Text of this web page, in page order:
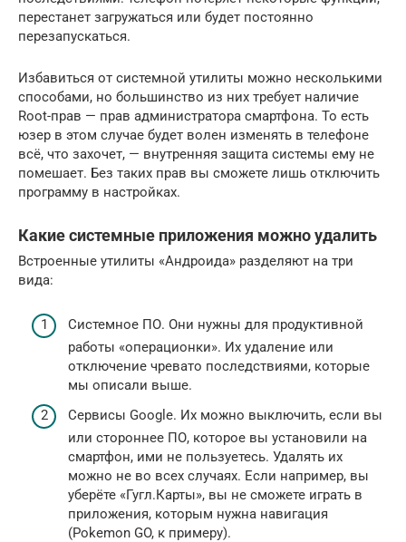
перестанет загружаться или будет постоянно
перезапускаться.
Избавиться от системной утилиты можно несколькими
способами, но большинство из них требует наличие
Root-прав — прав администратора смартфона. То есть
юзер в этом случае будет волен изменять в телефоне
всё, что захочет, — внутренняя защита системы ему не
помешает. Без таких прав вы сможете лишь отключить
программу в настройках.
Какие системные приложения можно удалить
Встроенные утилиты «Андроида» разделяют на три
вида:
Системное ПО. Они нужны для продуктивной
работы «операционки». Их удаление или
отключение чревато последствиями, которые
мы описали выше.
Сервисы Google. Их можно выключить, если вы
или стороннее ПО, которое вы установили на
смартфон, ими не пользуетесь. Удалять их
можно не во всех случаях. Если например, вы
уберёте «Гугл.Карты», вы не сможете играть в
приложения, которым нужна навигация
(Pokemon GO, к примеру).